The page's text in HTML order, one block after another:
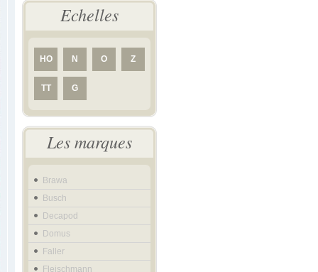
Echelles
HO N O Z
TT G
Les marques
Brawa
Busch
Decapod
Domus
Faller
Fleischmann